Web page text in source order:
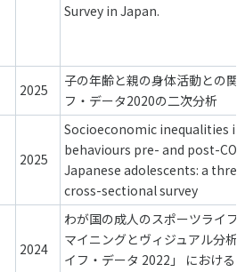
―スポーツ政策の『卵』 ―
Survey in Japan.
2025
子の年齢と親の身体活動との関
フ・データ2020の二次分析
2025
Socioeconomic inequalities
behaviours pre- and post-
Japanese adolescents: a
cross-sectional survey
2024
わが国の成人のスポーツライフ
マイニングとヴィジュアル分析:
イフ・データ 2022」 における